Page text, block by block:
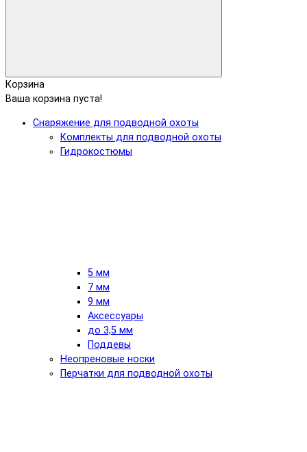
Корзина
Ваша корзина пуста!
Снаряжение для подводной охоты
Комплекты для подводной охоты
Гидрокостюмы
5 мм
7 мм
9 мм
Аксессуары
до 3,5 мм
Поддевы
Неопреновые носки
Перчатки для подводной охоты